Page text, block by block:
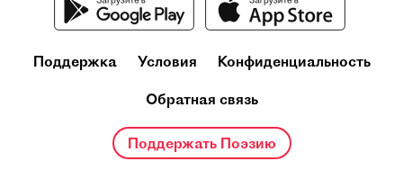
Поддержка Условия Конфиденциальность
Обратная связь
Поддержать Поэзию